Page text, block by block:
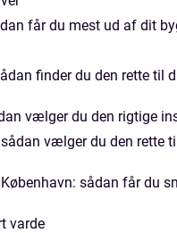
får du mest ud af dit
finder du den rette til
vælger du den rigtige
vælger du den rette
sådan får du
varde